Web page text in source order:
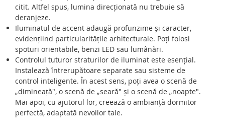
citit. Altfel spus, lumina direcționată nu trebuie să
deranjeze.
Iluminatul de accent adaugă profunzime și caracter,
evidențiind particularitățile arhitecturale. Poți folosi
spoturi orientabile, benzi LED sau lumânări.
Controlul tuturor straturilor de iluminat este esențial.
Instalează întrerupătoare separate sau sisteme de
control inteligente. În acest sens, poți avea o scenă de
„dimineață", o scenă de „seară" și o scenă de „noapte".
Mai apoi, cu ajutorul lor, creează o ambianță dormitor
perfectă, adaptată nevoilor tale.